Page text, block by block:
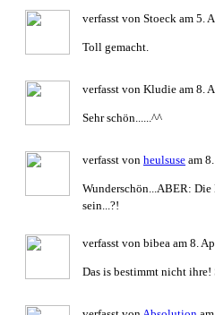
verfasst von Stoeck am 5.
Toll gemacht.
verfasst von Kludie am 8.
Sehr schön......^^
verfasst von heulsuse am
Wunderschön...ABER: Die
sein...?!
verfasst von bibea am 8.
Das is bestimmt nicht ihre!